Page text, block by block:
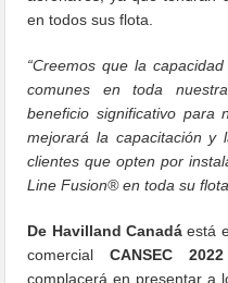
en todos sus flota.
“Creemos que la
comunes en toda
beneficio significativo para
mejorará la capacitación y
clientes que opten por
Line Fusion® en toda su
De Havilland Canadá está
comercialCANSEC 2022
complacerá en presentar a